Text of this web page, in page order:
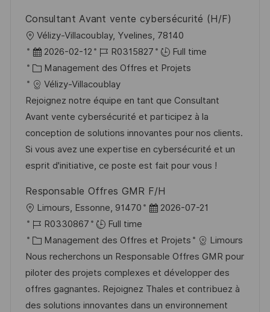
n c
h
a
g
e
u
p
o
s
t
e
Consultant Avant vente cybersécurité (H/F)
o
c
a
l
i
s
a
t
o
n
Vélizy-Villacoublay, Yvelines, 78140
D
a
t
e
d
’
a
f
i
c
h
a
g
e
2026-02-12
R
é
f
é
r
e
n
c
d
u
p
o
s
t
e
R0315827
Full time
C
a
t
é
g
o
r
e
Management des Offres et Projets
Vélizy-Villacoublay
Rejoignez notre équipe en tant que Consultant
Avant vente cybersécurité et participez à la
conception de solutions innovantes pour nos clients.
Si vous avez une expertise en cybersécurité et un
esprit d'initiative, ce poste est fait pour vous !
Responsable Offres GMR F/H
o
c
a
l
i
s
Limours, Essonne, 91470
D
t
e
d
’
a
2026-07-21
R
é
f
é
r
e
R0330867
Full time
C
a
t
é
g
Management des Offres et Projets
Limours
Nous recherchons un Responsable Offres GMR pour
piloter des projets complexes et développer des
offres gagnantes. Rejoignez Thales et contribuez à
des solutions innovantes dans un environnement